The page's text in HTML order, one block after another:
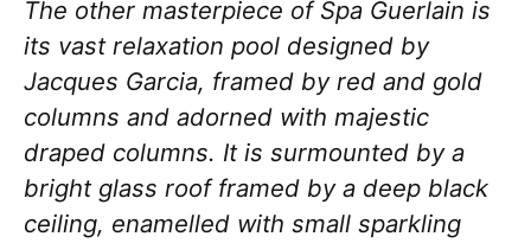
The other masterpiece of Spa Guerlain is
its vast relaxation pool designed by
Jacques Garcia, framed by red and gold
columns and adorned with majestic
draped columns. It is surmounted by a
bright glass roof framed by a deep black
ceiling, enamelled with small sparkling